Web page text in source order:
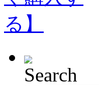
Search